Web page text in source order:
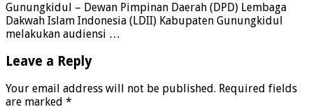
Gunungkidul – Dewan Pimpinan Daerah (DPD) Lembaga
Dakwah Islam Indonesia (LDII) Kabupaten Gunungkidul
melakukan audiensi …
Leave a Reply
Your email address will not be published. Required fields
are marked *